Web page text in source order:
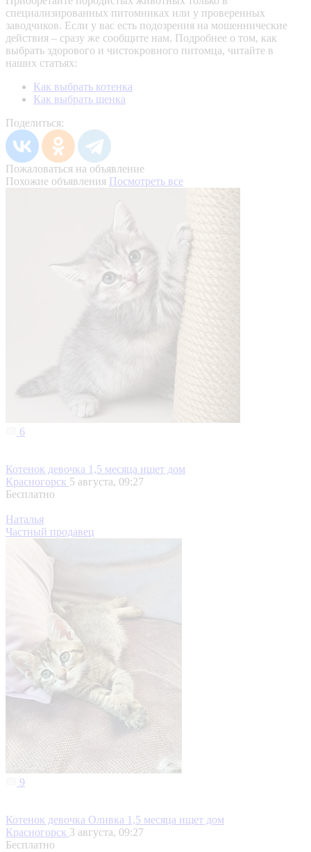
специализированных питомниках или у проверенных
заводчиков. Если у вас есть подозрения на мошеннические
действия – сразу же сообщите нам. Подробнее о том, как
выбрать здорового и чистокровного питомца, читайте в
наших статьях:
Как выбрать котенка
Как выбрать щенка
Поделиться:
Пожаловаться на объявление
Похожие объявления Посмотреть все
6
Котенок девочка 1,5 месяца ищет дом
Красногорск 5 августа, 09:27
Бесплатно
Наталья
Частный продавец
9
Котенок девочка Оливка 1,5 месяца ищет дом
Красногорск 3 августа, 09:27
Бесплатно